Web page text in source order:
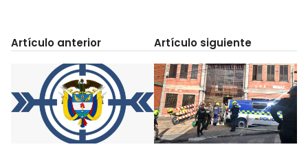
Artículo anterior Artículo siguiente